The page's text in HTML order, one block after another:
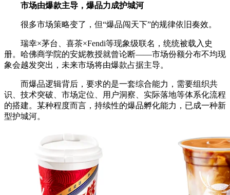
市场由爆款主导，爆品力成护城河
很多市场策略变了，但“爆品闯天下”的规律依旧奏效。
瑞幸×茅台、喜茶×Fendi等现象级联名，统统被载入史
册。哈佛商学院的安妮教授就曾论断——市场份额分布不均现
象会越发突出，未来市场将由爆款占据主导。
而爆品逻辑背后，要求的是一套综合能力，需要组织共
识、技术突破、市场定位、用户洞察、实际落地等体系化流程
的搭建。某种程度而言，持续性的爆品孵化能力，已成一种新
型护城河。